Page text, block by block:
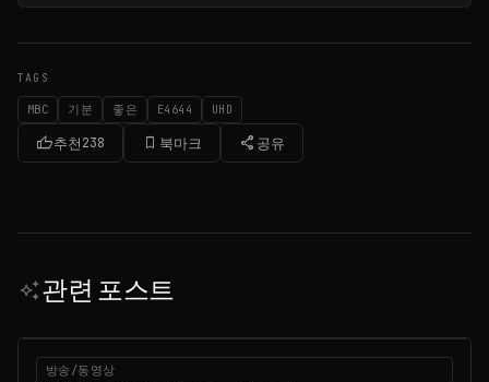
TAGS
MBC 기분 좋은 E4644 UHD
thumb_up추천238 bookmark_border 북마크 share 공유
auto_awesome관련 포스트
방송/동영상